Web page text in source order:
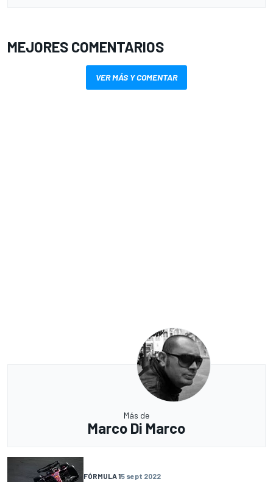
MEJORES COMENTARIOS
VER MÁS Y COMENTAR
Más de
Marco Di Marco
FÓRMULA 15 sept 2022